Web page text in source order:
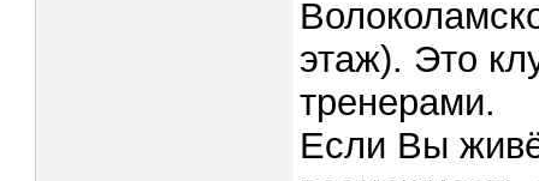
этаж). Это
тренерами.
Если Вы